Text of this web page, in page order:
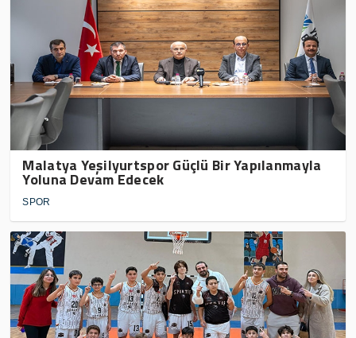
Malatya Yeşilyurtspor Güçlü Bir Yapılanmayla
Yoluna Devam Edecek
SPOR